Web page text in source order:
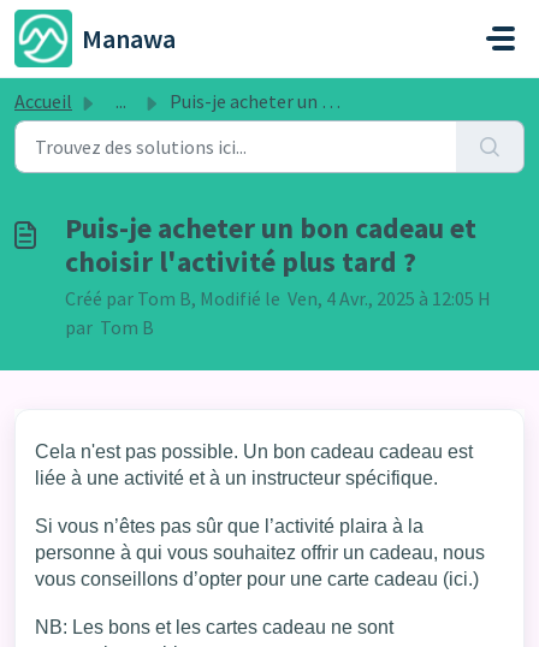
Passer au contenu principal
Manawa
Accueil ... Puis-je acheter un bon cadeau et choisir l'activité p...
Puis-je acheter un bon cadeau et
choisir l'activité plus tard ?
Créé par Tom B, Modifié le Ven, 4 Avr., 2025 à 12:05 H
par Tom B
Cela n'est pas possible. Un bon cadeau cadeau est
liée à une activité et à un instructeur spécifique.
Si vous n’êtes pas sûr que l’activité plaira à la
personne à qui vous souhaitez offrir un cadeau, nous
vous conseillons d’opter pour une carte cadeau (ici.)
NB: Les bons et les cartes cadeau ne sont